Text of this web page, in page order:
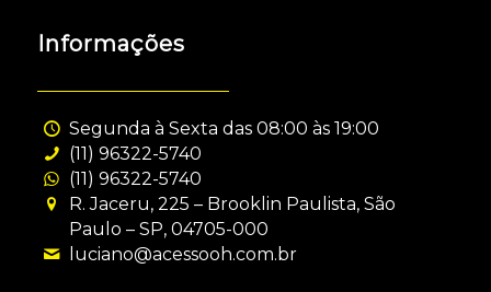
Informações
Segunda à Sexta das 08:00 às 19:00
(11) 96322-5740
(11) 96322-5740
R. Jaceru, 225 – Brooklin Paulista, São
Paulo – SP, 04705-000
luciano@acessooh.com.br